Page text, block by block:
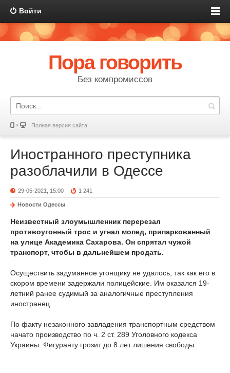
Войти
Пора говорить
Без компромиссов
Полная версия сайта
Иностранного преступника
разоблачили в Одессе
29-05-2021, 15:00 1 241
Новости Одессы
Неизвестный злоумышленник перерезал
противоугонный трос и угнал мопед, припаркованный
на улице Академика Сахарова. Он спрятал чужой
транспорт, чтобы в дальнейшем продать.
Осуществить задуманное угонщику не удалось, так как его в
скором времени задержали полицейские. Им оказался 19-
летний ранее судимый за аналогичные преступления
иностранец.
По факту незаконного завладения транспортным средством
начато производство по ч. 2 ст. 289 Уголовного кодекса
Украины. Фигуранту грозит до 8 лет лишения свободы.